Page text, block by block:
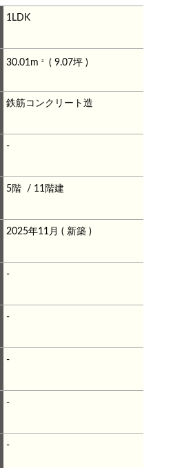
1LDK
30.01m2 ( 9.07坪 )
鉄筋コンクリート造
-
5階 / 11階建
2025年11月 ( 新築 )
-
-
-
-
-